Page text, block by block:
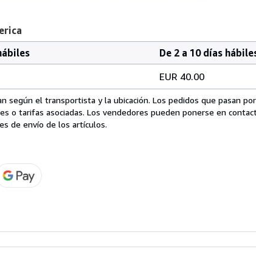
De 2 a 10 días
EUR 40.00
según el transportista y la ubicación. Los pedidos que pasan
o tarifas asociadas. Los vendedores pueden ponerse en
de envío de los artículos.